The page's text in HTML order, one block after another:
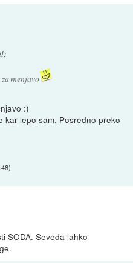
:
menjavo
:)
kar lepo sam. Posredno preko
)
SODA. Seveda lahko